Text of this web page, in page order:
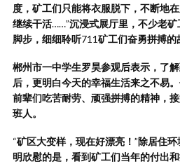
度，矿工们只能将衣服脱下，不断地
继续干活……”沉浸式展厅里，不少老
脚步，细细聆听711矿工们奋勇拼搏的
郴州市一中学生罗昊参观后表示，了
后，更明白今天的幸福生活来之不易
前辈们吃苦耐劳、顽强拼搏的精神，
班人。
“矿区大变样，现在好漂亮！ ”除居住环
明欣慰的是，看到矿工们当年的付出